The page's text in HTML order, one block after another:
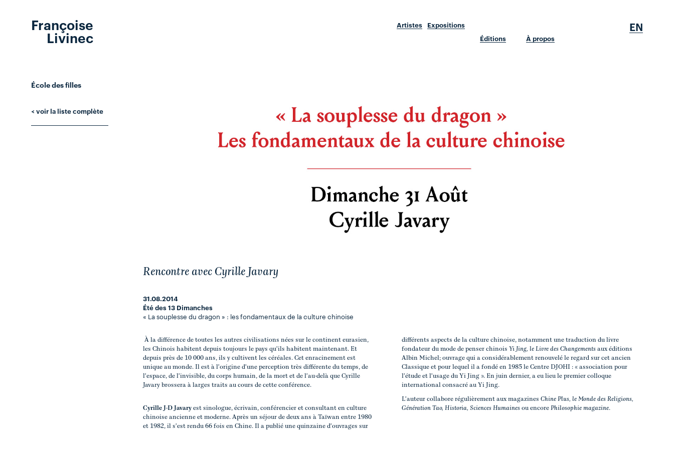
Françoise
Livinec
Artistes
Expositions
Éditions
À propos
EN
École des filles
< voir la liste complète
Rencontre avec Cyrille Javary
31.08.2014
Été des 13 Dimanches
« La souplesse du dragon » : les fondamentaux de la culture chinoise
À la différence de toutes les autres civilisations nées sur le continent eurasien,
les Chinois habitent depuis toujours le pays qu'ils habitent maintenant. Et
depuis près de 10 000 ans, ils y cultivent les céréales. Cet enracinement est
unique au monde. Il est à l'origine d'une perception très différente du temps, de
l'espace, de l'invisible, du corps humain, de la mort et de l'au-delà que Cyrille
Javary brossera à larges traits au cours de cette conférence.
Cyrille J-D Javary est sinologue, écrivain, conférencier et consultant en culture
chinoise ancienne et moderne. Après un séjour de deux ans à Taïwan entre 1980
et 1982, il s'est rendu 66 fois en Chine. Il a publié une quinzaine d'ouvrages sur
différents aspects de la culture chinoise, notamment une traduction du livre
fondateur du mode de penser chinoisYi Jing, le Livre des Changements aux éditions
Albin Michel; ouvrage qui a considérablement renouvelé le regard sur cet ancien
Classique et pour lequel il a fondé en 1985 le Centre DJOHI : « association pour
l'étude et l'usage du Yi Jing ». En juin dernier, a eu lieu le premier colloque
international consacré au Yi Jing.
L'auteur collabore régulièrement aux magazinesChine Plus, le Monde des Religions,
Génération Tao, Historia, Sciences Humaines ou encorePhilosophie magazine.